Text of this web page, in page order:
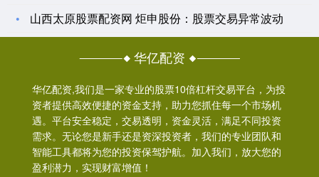
山西太原股票配资网 炬申股份：股票交易异常波动
华亿配资
华亿配资,我们是一家专业的股票10倍杠杆交易平台，为投
资者提供高效便捷的资金支持，助力您抓住每一个市场机
遇。平台安全稳定，交易透明，资金灵活，满足不同投资
需求。无论您是新手还是资深投资者，我们的专业团队和
智能工具都将为您的投资保驾护航。加入我们，放大您的
盈利潜力，实现财富增值！